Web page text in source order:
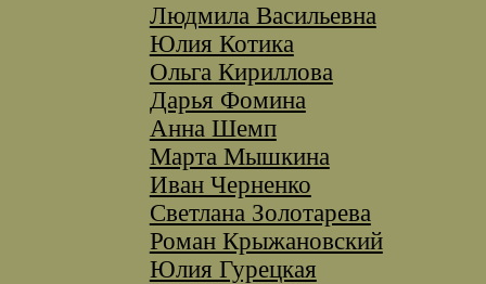
Людмила Васильевна
Юлия Котика
Ольга Кириллова
Дарья Фомина
Анна Шемп
Марта Мышкина
Иван Черненко
Светлана Золотарева
Роман Крыжановский
Юлия Гурецкая